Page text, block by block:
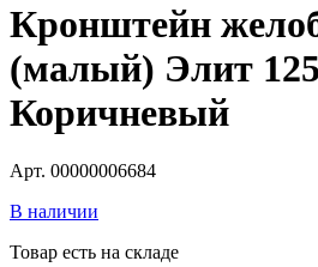
Кронштейн
(малый) Элит
Коричневый
Арт. 00000006684
В наличии
Товар есть на складе